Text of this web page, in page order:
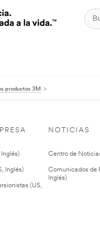
productos 3M
Inglés)
(US,
NOTICIAS
Centro de
Comunicados de
Inglés)